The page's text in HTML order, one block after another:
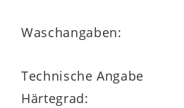
Waschangaben:
Technische Angabe
Härtegrad: